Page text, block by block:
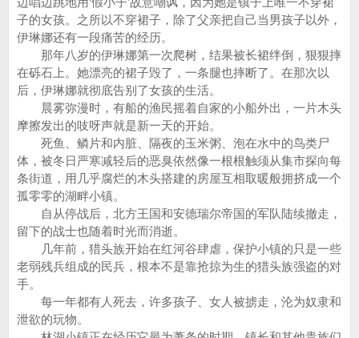
子的女孩。之所以不穿裙子，除了父亲把自己当男孩子以外，
伊琳娜还有一段痛苦的经历。
那年八岁的伊琳娜第一次爬树，结果被长裙绊倒，狠狠摔
在砾石上。她漂亮的裙子毁了，一条腿也摔断了。在那次以
后，伊琳娜就彻底告别了女孩的生活。
晨雾弥漫时，有船的渔民摇着自家的小船外出，一片木头
摩擦发出的吱呀声就是新一天的开始。
死鱼、鳞片和内脏、隔夜的玉米粥、泡在水中的鸟类尸
体，被冬日严寒减轻后的恶臭依然像一根根触须从集市探向每
条街道，用几乎腐烂的木头搭建的房屋互相取暖般拥挤成一个
孤零零的湖畔小镇。
自从停战后，北方王国和安德瑞尔帝国的军队陆续撤走，
留下的战士也随着时光而消逝。
几年前，猎头族开始在红河谷肆虐，保护小镇的只是一些
老弱残兵组成的民兵，根本不是靠抢掠为生的猎头族强盗的对
手。
每一年都有人死去，许多孩子、女人被掳走，沦为奴隶和
泄欲的玩物。